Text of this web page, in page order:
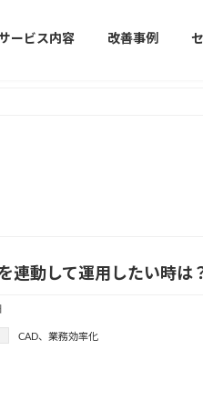
ービス内容 改善事例
連動して運用したい時は
CAD、 業務効率化